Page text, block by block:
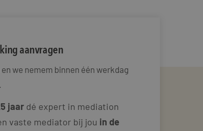
aanvragen
we nemem binnen één werkdag
jaar dé expert in mediation
vaste mediator bij jou in de